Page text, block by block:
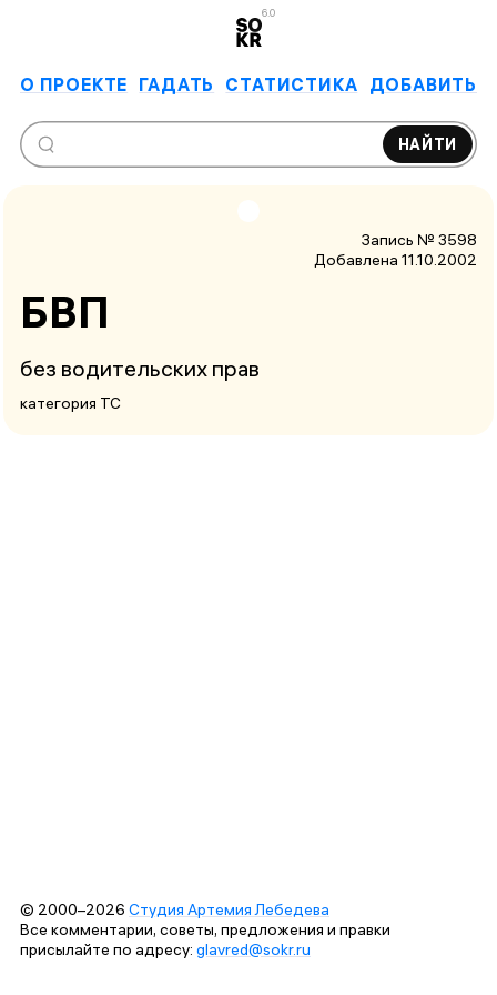
6.0
О ПРОЕКТЕ ГАДАТЬ СТАТИСТИКА ДОБАВИТЬ
НАЙТИ
Запись № 3598
Добавлена 11.10.2002
БВП
без водительских прав
категория ТС
© 2000–2026 Студия Артемия Лебедева
Все комментарии, советы, предложения и правки
присылайте по адресу: glavred@sokr.ru